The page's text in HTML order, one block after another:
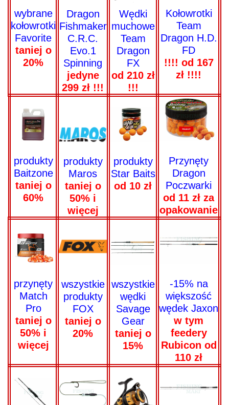
wybrane
kołowrotki
Favorite
taniej o
20%
Dragon
Fishmaker
C.R.C.
Evo.1
Spinning
jedyne
299 zł !!!
Wędki
muchowe
Team
Dragon
FX
od 210 zł
!!!
Kołowrotki
Team
Dragon H.D.
FD
!!!! od 167
zł !!!!
produkty
Baitzone
taniej o
60%
produkty
Maros
taniej o
50% i
więcej
produkty
Star Baits
od 10 zł
Przynęty
Dragon
Poczwarki
od 11 zł za
opakowanie
przynęty
Match
Pro
taniej o
50% i
więcej
wszystkie
produkty
FOX
taniej o
20%
wszystkie
wędki
Savage
Gear
taniej o
15%
-15% na
większość
wędek Jaxon
w tym
feedery
Rubicon od
110 zł